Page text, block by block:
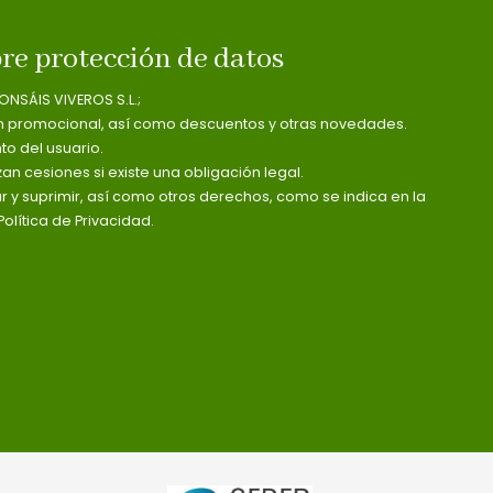
protección de datos
VIVEROS S.L.;
promocional, así como descuentos y otras novedades.
del usuario.
cesiones si existe una obligación legal.
y suprimir, así como otros derechos, como se indica en la
de Privacidad.